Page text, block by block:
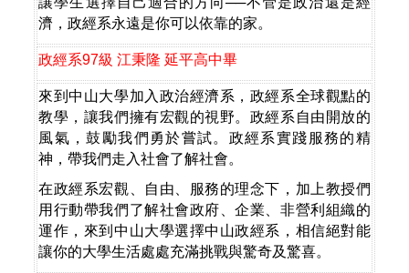
濟，政經系永遠是你可以依靠的家。
政經系97級 江秉隆 延平高中畢
來到中山大學加入政治經濟系，政經系全球觀點的
教學，讓我們擁有宏觀的視野。政經系自由開放的
風氣，鼓勵我們勇於嘗試。政經系實踐服務的精
神，帶我們走入社會了解社會。
在政經系宏觀、自由、服務的理念下，加上教授們
用行動帶我們了解社會政府、企業、非營利組織的
運作，來到中山大學選擇中山政經系，相信絕對能
讓你的大學生活處處充滿挑戰與驚奇及驚喜。